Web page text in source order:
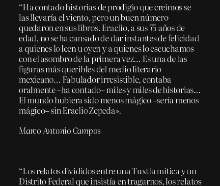
“Ha contado historias de prodigio que creímos se
las llevaría el viento, pero un buen número
quedaron en sus libros. Eraclio, a sus 75 años de
edad, no se ha cansado de dar instantes de felicidad
a quienes lo leen u oyen y a quienes lo escuchamos
con el asombro de la primera vez… Es una de las
figuras más queribles del medio literario
mexicano… Fabulador irresistible, contaba
oralmente –ha contado– miles y miles de historias…
El mundo hubiera sido menos mágico –sería menos
mágico– sin Eraclio Zepeda».
Marco Antonio Campos
“Los relatos divididos entre una Tuxtla mítica y un
Distrito Federal que insistía en tragarnos, los relatos